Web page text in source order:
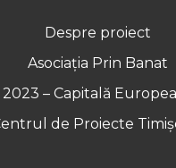
Despre proiect
Asociația Prin Banat
2023 – Capitală
de Proiecte